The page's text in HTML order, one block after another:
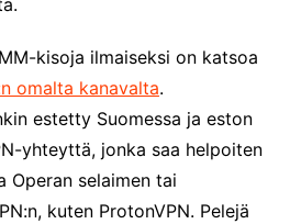
kisoja ilmaiseksi on katsoa
omalta kanavalta.
estetty Suomessa ja eston
yhteyttä, jonka saa helpoiten
Operan selaimen tai
kuten ProtonVPN. Pelejä